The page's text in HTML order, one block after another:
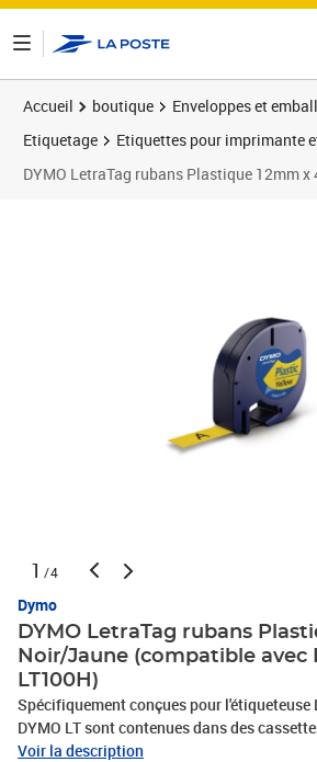
Accueil boutique
Enveloppes et
Etiquetage
Etiquettes pour imprimante
DYMO LetraTag rubans Plastique 12mm
1 /4
Dymo
DYMO LetraTag rubans
Noir/Jaune (compatible avec
LT100H)
Spécifiquement conçues pour l'étiqueteuse
DYMO LT sont contenues dans des
plus, leur dos prédécoupé facilite leur
Voir la description